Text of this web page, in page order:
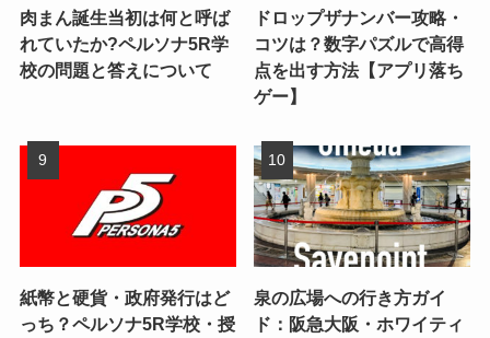
肉まん誕生当初は何と呼ば
れていたか?ペルソナ5R学
校の問題と答えについて
ドロップザナンバー攻略・
コツは？数字パズルで高得
点を出す方法【アプリ落ち
ゲー】
紙幣と硬貨・政府発行はど
っち？ペルソナ5R学校・授
泉の広場への行き方ガイ
ド：阪急大阪・ホワイティ